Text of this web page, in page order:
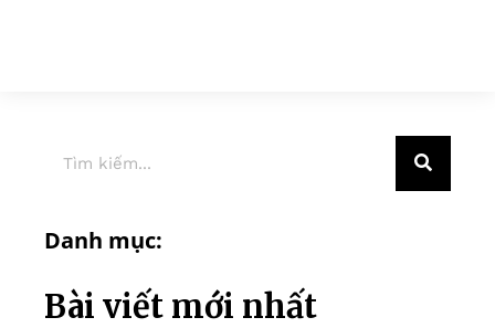
Danh mục:
Bài viết mới nhất